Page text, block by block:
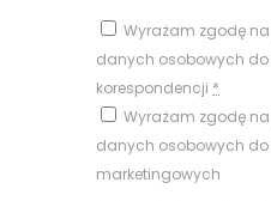
Wyrażam zgodę
danych osobowych
korespondencji *
Wyrażam zgodę
danych osobowych do
marketingowych